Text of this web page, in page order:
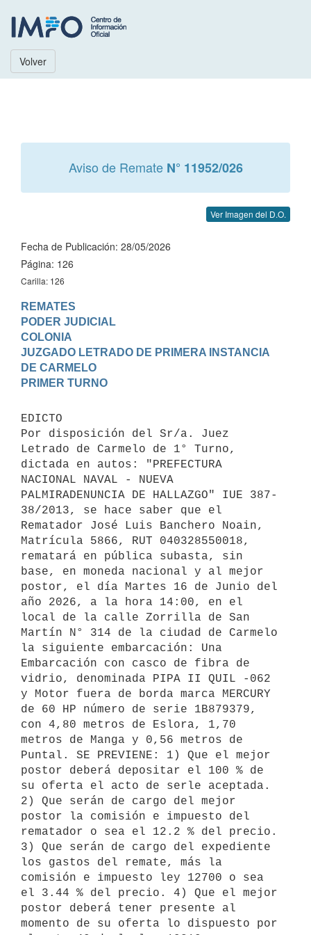
Volver
Aviso de Remate N° 11952/026
Ver Imagen del D.O.
Fecha de Publicación: 28/05/2026
Página: 126
Carilla: 126
REMATES
PODER JUDICIAL
COLONIA
JUZGADO LETRADO DE PRIMERA INSTANCIA
DE CARMELO
EDICTO
Por disposición del Sr/a. Juez
Letrado de Carmelo de 1° Turno,
dictada en autos: "PREFECTURA
NACIONAL NAVAL - NUEVA
PALMIRADENUNCIA DE HALLAZGO" IUE 387-
38/2013, se hace saber que el
Rematador José Luis Banchero Noain,
Matrícula 5866, RUT 040328550018,
rematará en pública subasta, sin
base, en moneda nacional y al mejor
postor, el día Martes 16 de Junio del
año 2026, a la hora 14:00, en el
local de la calle Zorrilla de San
Martín N° 314 de la ciudad de Carmelo
la siguiente embarcación: Una
Embarcación con casco de fibra de
vidrio, denominada PIPA II QUIL -062
y Motor fuera de borda marca MERCURY
de 60 HP número de serie 1B879379,
con 4,80 metros de Eslora, 1,70
metros de Manga y 0,56 metros de
Puntal. SE PREVIENE: 1) Que el mejor
postor deberá depositar el 100 % de
su oferta el acto de serle aceptada.
2) Que serán de cargo del mejor
postor la comisión e impuesto del
rematador o sea el 12.2 % del precio.
3) Que serán de cargo del expediente
los gastos del remate, más la
comisión e impuesto ley 12700 o sea
el 3.44 % del precio. 4) Que el mejor
postor deberá tener presente al
momento de su oferta lo dispuesto por